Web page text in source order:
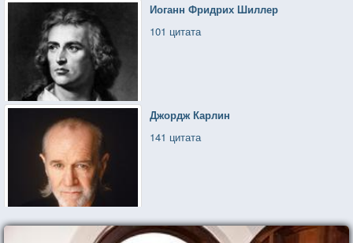
Иоганн Фридрих Шиллер
101 цитата
Джордж Карлин
141 цитата